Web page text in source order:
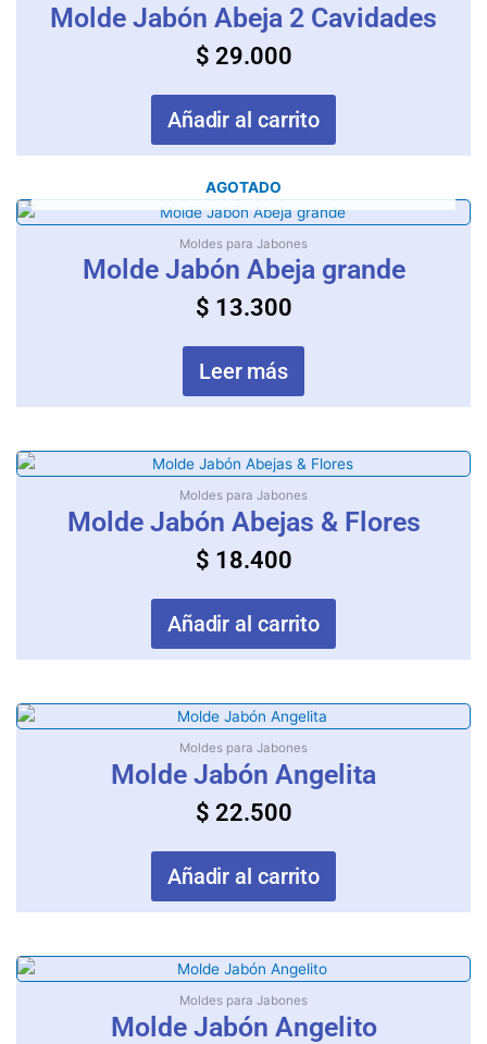
Molde Jabón Abeja 2 Cavidades
$ 29.000
Añadir al carrito
AGOTADO
Moldes para Jabones
Molde Jabón Abeja grande
$ 13.300
Leer más
Moldes para Jabones
Molde Jabón Abejas & Flores
$ 18.400
Añadir al carrito
Moldes para Jabones
Molde Jabón Angelita
$ 22.500
Añadir al carrito
Moldes para Jabones
Molde Jabón Angelito